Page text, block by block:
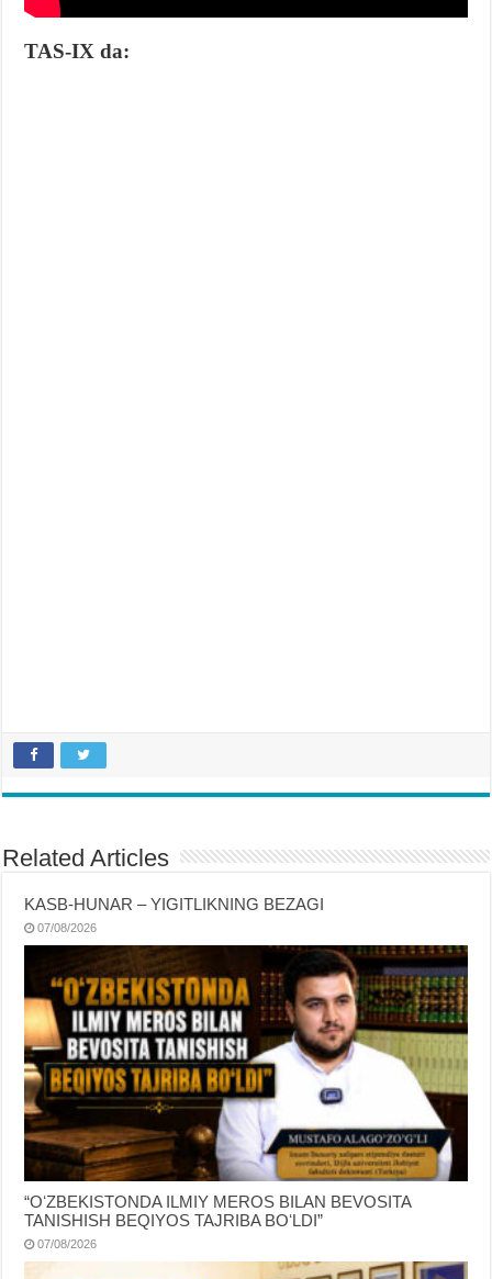
TAS-IX da:
Related Articles
KASB-HUNAR – YIGITLIKNING BEZAGI
07/08/2026
“OʻZBEKISTONDA ILMIY MEROS BILAN BEVOSITA
TANISHISH BEQIYOS TAJRIBA BOʻLDI”
07/08/2026